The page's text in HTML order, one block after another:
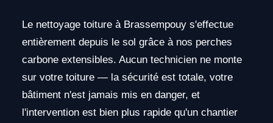
Le nettoyage toiture à Brassempouy s'effectue
entièrement depuis le sol grâce à nos perches
carbone extensibles. Aucun technicien ne monte
sur votre toiture — la sécurité est totale, votre
bâtiment n'est jamais mis en danger, et
l'intervention est bien plus rapide qu'un chantier